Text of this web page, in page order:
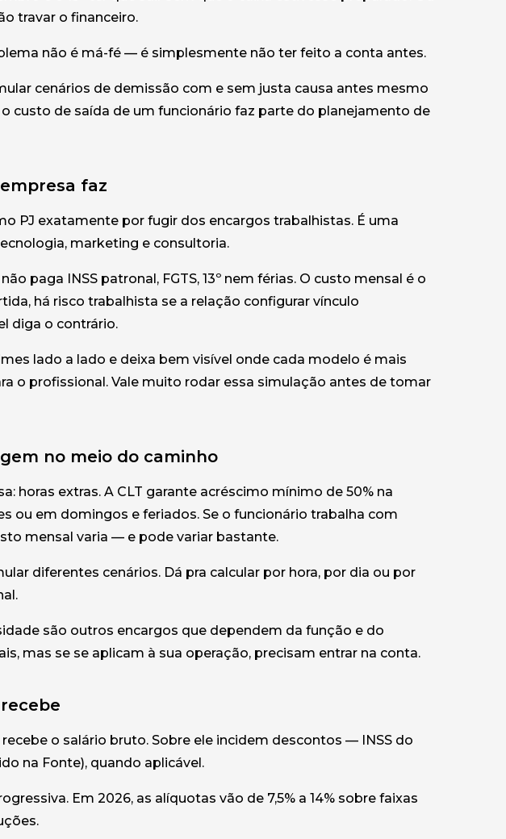
travar o financeiro.
não é má-fé — é simplesmente não ter feito a conta antes.
cenários de demissão com e sem justa causa antes mesmo
custo de saída de um funcionário faz parte do planejamento de
faz
PJ exatamente por fugir dos encargos trabalhistas. É uma
marketing e consultoria.
paga INSS patronal, FGTS, 13º nem férias. O custo mensal é o
há risco trabalhista se a relação configurar vínculo
diga o contrário.
lado a lado e deixa bem visível onde cada modelo é mais
o profissional. Vale muito rodar essa simulação antes de tomar
no meio do caminho
horas extras. A CLT garante acréscimo mínimo de 50% na
ou em domingos e feriados. Se o funcionário trabalha com
mensal varia — e pode variar bastante.
diferentes cenários. Dá pra calcular por hora, por dia ou por
são outros encargos que dependem da função e do
mas se se aplicam à sua operação, precisam entrar na conta.
o salário bruto. Sobre ele incidem descontos — INSS do
na Fonte), quando aplicável.
Em 2026, as alíquotas vão de 7,5% a 14% sobre faixas